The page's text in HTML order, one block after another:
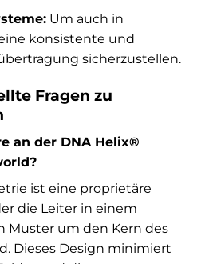
Um auch in
konsistente und
sicherzustellen.
Fragen zu
an der DNA Helix®
ist eine proprietäre
die Leiter in einem
Muster um den Kern des
Dieses Design minimiert